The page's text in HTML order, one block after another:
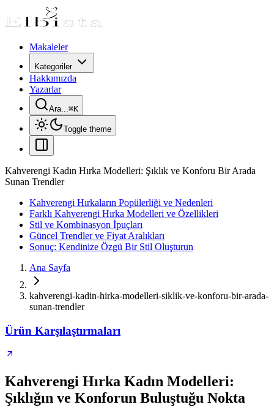
Makaleler
Kategoriler
Hakkımızda
Yazarlar
Ara...⌘K
Toggle theme
Kahverengi Kadın Hırka Modelleri: Şıklık ve Konforu Bir Arada
Sunan Trendler
Kahverengi Hırkaların Popülerliği ve Nedenleri
Farklı Kahverengi Hırka Modelleri ve Özellikleri
Stil ve Kombinasyon İpuçları
Güncel Trendler ve Fiyat Aralıkları
Sonuç: Kendinize Özgü Bir Stil Oluşturun
Ana Sayfa
kahverengi-kadin-hirka-modelleri-siklik-ve-konforu-bir-arada-
sunan-trendler
Ürün Karşılaştırmaları
Kahverengi Hırka Kadın Modelleri:
Şıklığın ve Konforun Buluştuğu Nokta